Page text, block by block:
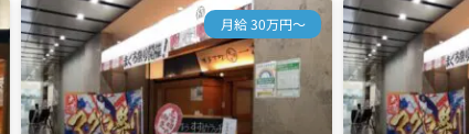
月給 30万円～